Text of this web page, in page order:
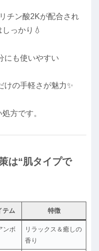
チン酸2Kが配合され
っかり💧
にも使いやすい
の手軽さが魅力✨
方です。
は“肌タイプで
テム 特徴
ンボ
リラックス＆癒しの
香り